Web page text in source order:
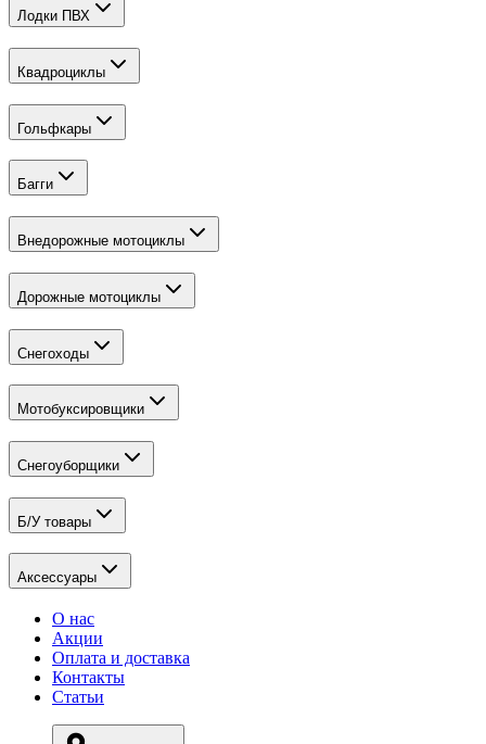
Лодки ПВХ
Квадроциклы
Гольфкары
Багги
Внедорожные мотоциклы
Дорожные мотоциклы
Снегоходы
Мотобуксировщики
Снегоуборщики
Б/У товары
Аксессуары
О нас
Акции
Оплата и доставка
Контакты
Статьи